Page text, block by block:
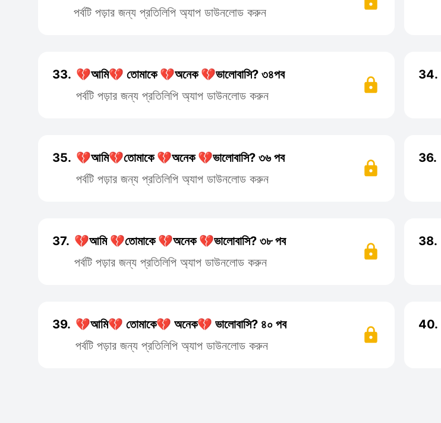
পর্বটি পড়ার জন্য প্রতিলিপি অ্যাপ ডাউনলোড করুন
33. 💔আমি💔 তোমাকে 💔অনেক 💔ভালোবাসি? ৩৪পব
পর্বটি পড়ার জন্য প্রতিলিপি অ্যাপ ডাউনলোড করুন
34.
35. 💔আমি💔তোমাকে 💔অনেক 💔ভালোবাসি? ৩৬ পব
পর্বটি পড়ার জন্য প্রতিলিপি অ্যাপ ডাউনলোড করুন
36.
37. 💔আমি 💔তোমাকে 💔অনেক 💔ভালোবাসি? ৩৮ পব
পর্বটি পড়ার জন্য প্রতিলিপি অ্যাপ ডাউনলোড করুন
38.
39. 💔আমি💔 তোমাকে💔 অনেক💔 ভালোবাসি? ৪০ পব
পর্বটি পড়ার জন্য প্রতিলিপি অ্যাপ ডাউনলোড করুন
40.